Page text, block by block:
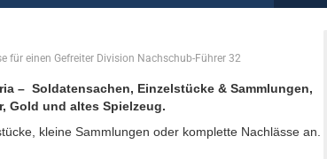
für einen Gefreiter Division Nachschub-Führer 32
– Soldatensachen, Einzelstücke & Sammlungen,
Gold und altes Spielzeug.
kleine Sammlungen oder komplette Nachlässe an.